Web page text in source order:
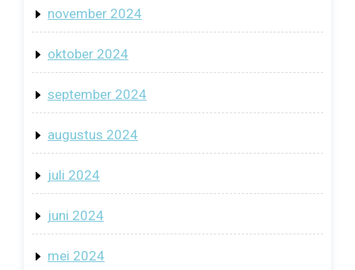
november 2024
oktober 2024
september 2024
augustus 2024
juli 2024
juni 2024
mei 2024